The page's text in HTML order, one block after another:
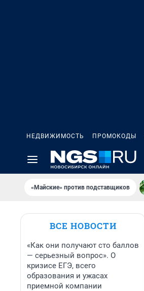
НЕДВИЖИМОСТЬ ПРОМОКОДЫ
«Майские» против подставщиков
ВСЕ НОВОСТИ
«Как они получают сто баллов
— серьезный вопрос». О
кризисе ЕГЭ, всего
образования и ужасах
приемной компании